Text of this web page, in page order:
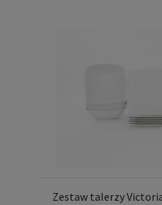
Zestaw talerzy